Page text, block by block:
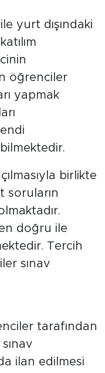
yurt dışındaki
öğrenciler
yapmak
birlikte
soruların
doğru ile
Tercih
sınav
tarafından
ilan edilmesi